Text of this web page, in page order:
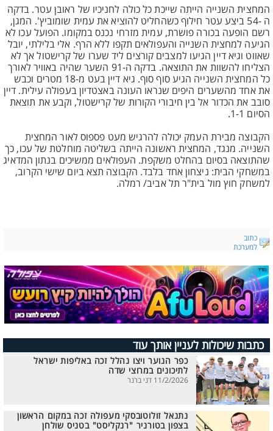
המחצית השנייה הייתה שייכת כל כולה לחניכיו של ראובן עטר. בדקה
ה -54 ביצע עטר חילוף כשהחליט להוציא את עמית שומוביץ'. המגן,
רשם הופעה בכורה פושרת, עמית מזרחי נכנס במקומו. הפועל עכו לא
הגיעה למחצית השנייה והעפולאים תקפו ללא הרף. אלי בלילתי, יובל
שאווט וגיא דיין הגיעו למצבים קורצים ליד שערו של קרישטול אך לא
הצליחו להשוות את התוצאה. בדקה ה-91 השער שהיה באוויר לאורך
כל המחצית השנייה הגיע סוף סוף. גיא דיין בעט מ-18 מטרים וכבש
את אחד מהשערים היפים שנראו העונה באצטדיון בעפולה עילית. דיין
סובב את הכדור אל בין חיבורי הקורות של קרישטול, וקבע את תוצאת
הסיום 1-1.
הקבוצה מבירת העמק יכולה להרגיש מעט פספוס לאור המחצית
השנייה. מנגד, המחצית ראשונה הייתה בשליטה מוחלטת של עכו, כך
שהתוצאה בסיום בהחלט משקפת. העפולאים ממשיכים בנתון המדאיג
במשחקי הבית: ניצחון אחד בלבד. הקבוצה תצא ביום שישי הקרוב,
למשחק חוץ מול בית"ר תל אביב/ רמלה.
כתוב
למערכת
כתבות שיכולות לעניין אותך עוד
כפר הנוער ויצו נהלל זכה באליפות ישראל
לתיכונים במרוצי שדה
11/2/2026 דני ברנר
נתנאל זולוטובסקי מעפולה זכה במקום הראשון
בצפון בטורניר "רנקליסט" בטניס שולחן